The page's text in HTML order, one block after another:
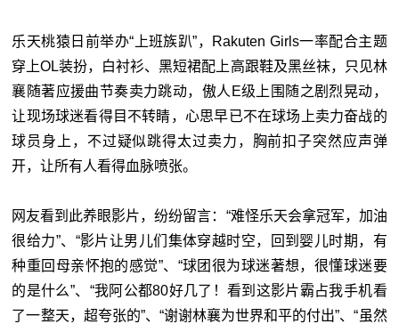
乐天桃猿日前举办“上班族趴”，Rakuten Girls一率配合主题
穿上OL装扮，白衬衫、黑短裙配上高跟鞋及黑丝袜，只见林
襄随著应援曲节奏卖力跳动，傲人E级上围随之剧烈晃动，
让现场球迷看得目不转睛，心思早已不在球场上卖力奋战的
球员身上，不过疑似跳得太过卖力，胸前扣子突然应声弹
开，让所有人看得血脉喷张。
网友看到此养眼影片，纷纷留言：“难怪乐天会拿冠军，加油
很给力”、“影片让男儿们集体穿越时空，回到婴儿时期，有
种重回母亲怀抱的感觉”、“球团很为球迷著想，很懂球迷要
的是什么”、“我阿公都80好几了！看到这影片霸占我手机看
了一整天，超夸张的”、“谢谢林襄为世界和平的付出”、“虽然